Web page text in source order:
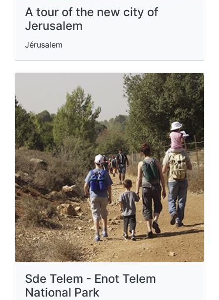
A tour of the new city of
Jerusalem
Jérusalem
Sde Telem - Enot Telem
National Park